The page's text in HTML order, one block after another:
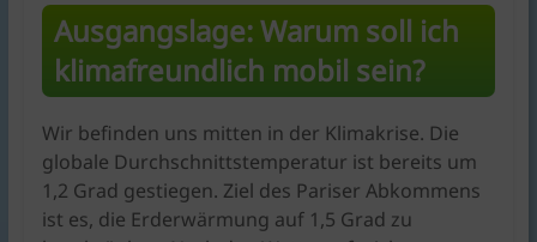
Ausgangslage: Warum soll ich
klimafreundlich mobil sein?
Wir befinden uns mitten in der Klimakrise. Die
globale Durchschnittstemperatur ist bereits um
1,2 Grad gestiegen. Ziel des Pariser Abkommens
ist es, die Erderwärmung auf 1,5 Grad zu